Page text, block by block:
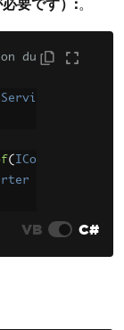
要です）:。
du
( ICo
VB C#